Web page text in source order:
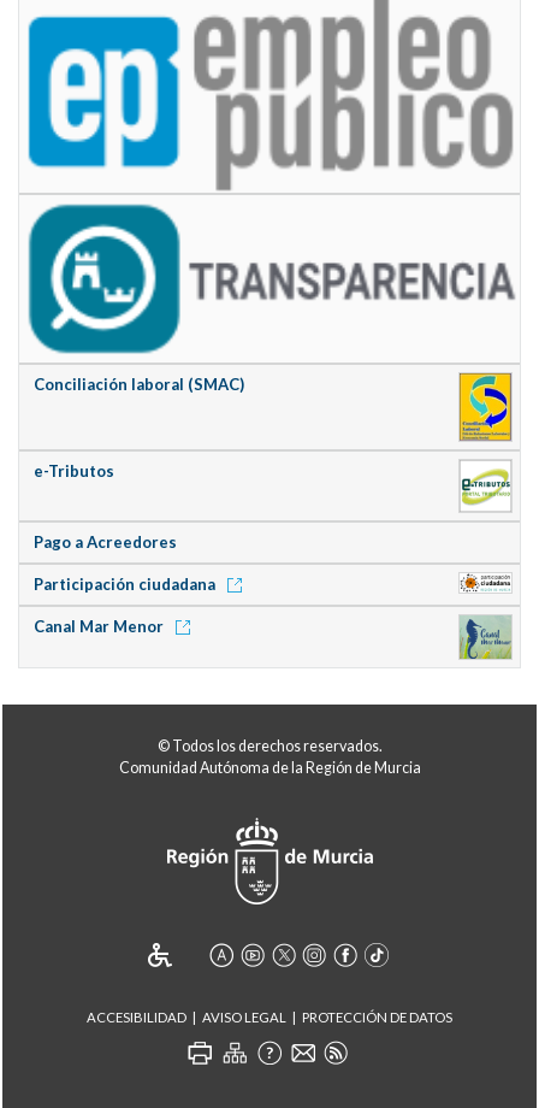
Conciliación laboral (SMAC)
e-Tributos
Pago a Acreedores
Participación ciudadana
Canal Mar Menor
© Todos los derechos reservados.
Comunidad Autónoma de la Región de Murcia
ACCESIBILIDAD AVISO LEGAL PROTECCIÓN DE DATOS